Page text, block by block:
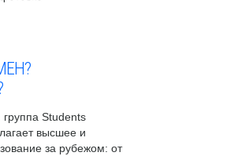
Students
высшее и
за рубежом: от